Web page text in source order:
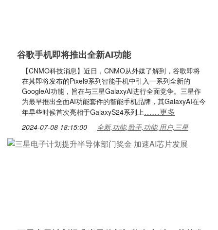
谷歌手机即将推出全新AI功能
【CNMO科技消息】近日，CNMO从外媒了解到，谷歌即将
在其即将发布的Pixel9系列智能手机中引入一系列全新的
GoogleAI功能，旨在与三星GalaxyAI进行全面竞争。三星作
为最早推出全面AI功能套件的智能手机品牌，其GalaxyAI在今
年早些时候首次亮相于GalaxyS24系列上……更多
2024-07-08 18:15:00 全新,功能,歌手,功能,用户,三星